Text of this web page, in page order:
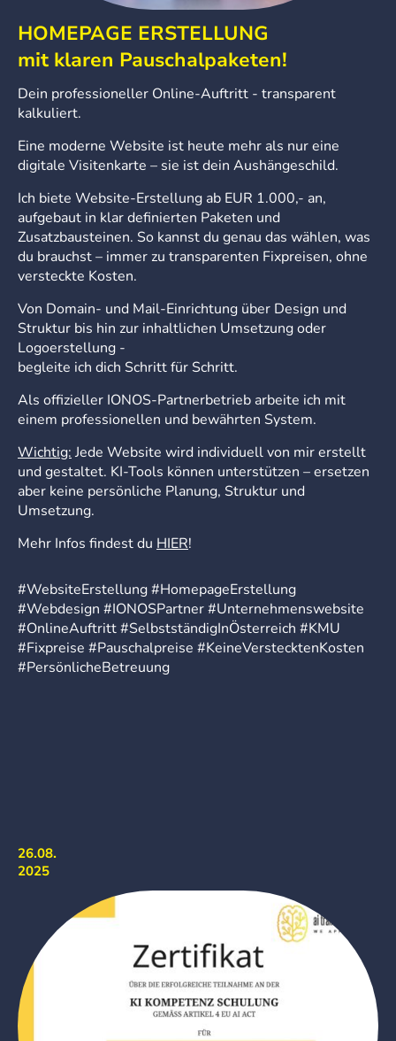
Dein professioneller Online-Auftritt - transparent
kalkuliert.
Eine moderne Website ist heute mehr als nur eine
digitale Visitenkarte – sie ist dein Aushängeschild.
Ich biete Website-Erstellung ab EUR 1.000,- an,
aufgebaut in klar definierten Paketen und
Zusatzbausteinen. So kannst du genau das wählen, was
du brauchst – immer zu transparenten Fixpreisen, ohne
versteckte Kosten.
Von Domain- und Mail-Einrichtung über Design und
Struktur bis hin zur inhaltlichen Umsetzung oder
Logoerstellung -
begleite ich dich Schritt für Schritt.
Als offizieller IONOS-Partnerbetrieb arbeite ich mit
einem professionellen und bewährten System.
Wichtig: Jede Website wird individuell von mir erstellt
und gestaltet. KI-Tools können unterstützen – ersetzen
aber keine persönliche Planung, Struktur und
Umsetzung.
Mehr Infos findest du HIER!
#WebsiteErstellung #HomepageErstellung
#Webdesign #IONOSPartner #Unternehmenswebsite
#OnlineAuftritt #SelbstständigInÖsterreich #KMU
#Fixpreise #Pauschalpreise #KeineVerstecktenKosten
#PersönlicheBetreuung
HOMEPAGE ERSTELLUNG
mit klaren Pauschalpaketen!
26.08.
2025